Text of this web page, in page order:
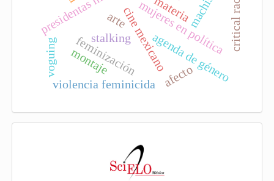
stalkingcine mexicano
mujeres en política
agenda de género
feminización
voguing afecto
materia
violencia feminicida
montaje
arte